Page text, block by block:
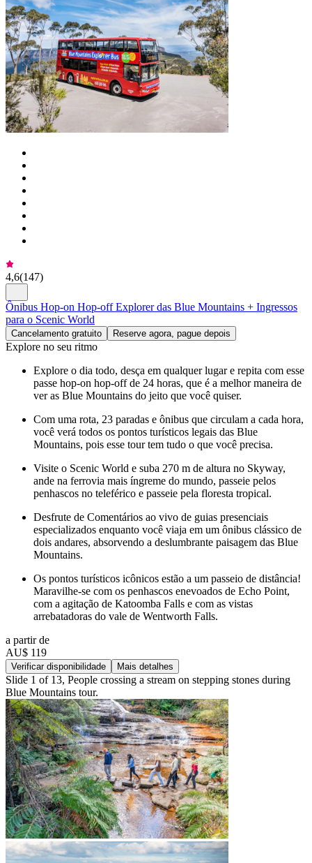
4,6(147)
Ônibus Hop-on Hop-off Explorer das Blue Mountains + Ingressos
para o Scenic World
Cancelamento gratuito Reserve agora, pague depois
Explore no seu ritmo
Explore o dia todo, desça em qualquer lugar e repita com esse
passe hop-on hop-off de 24 horas, que é a melhor maneira de
ver as Blue Mountains do jeito que você quiser.
Com uma rota, 23 paradas e ônibus que circulam a cada hora,
você verá todos os pontos turísticos legais das Blue
Mountains, pois esse tour tem tudo o que você precisa.
Visite o Scenic World e suba 270 m de altura no Skyway,
ande na ferrovia mais íngreme do mundo, passeie pelos
penhascos no teleférico e passeie pela floresta tropical.
Desfrute de Comentários ao vivo de guias presenciais
especializados enquanto você viaja em um ônibus clássico de
dois andares, absorvendo a deslumbrante paisagem das Blue
Mountains.
Os pontos turísticos icônicos estão a um passeio de distância!
Maravilhe-se com os penhascos enevoados de Echo Point,
com a agitação de Katoomba Falls e com as vistas
arrebatadoras do vale de Wentworth Falls.
a partir de
AU$ 119
Verificar disponibilidade Mais detalhes
Slide 1 of 13, People crossing a stream on stepping stones during
Blue Mountains tour.